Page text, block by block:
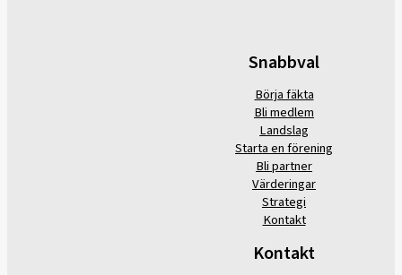
Snabbval
Börja fäkta
Bli medlem
Landslag
Starta en förening
Bli partner
Värderingar
Strategi
Kontakt
Kontakt